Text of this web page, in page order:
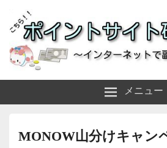
ポイントサイト研究
メニュー
MONOW山分けキャン